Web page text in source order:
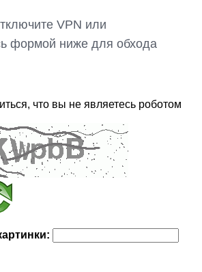
VPN или
формой ниже для обхода
что вы не являетесь роботом